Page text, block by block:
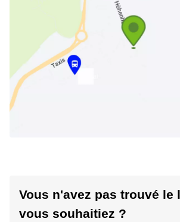
Vous n'avez pas trouvé le
vous souhaitiez ?